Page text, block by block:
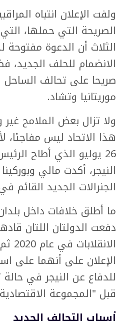
ولفت الإعلان انتباه
الصريحة التي حملها،
الثلاث أن الدعوة
الانضمام للحلف الجديد،
صريحا على تحالف الساحل
موريتانيا وتشاد.
ولا تزال بعض الملامح
هذا الاتحاد ليس مفاجئا،
26 يوليو الذي أطاح
النيجر، أكدت مالي
الجنرالات الجديد القائم
ما أطلق خلافات داخل
دفعت الدولتان اللتان
الإعلان على أنهما على
للدفاع عن النيجر في
قبل "المجموعة